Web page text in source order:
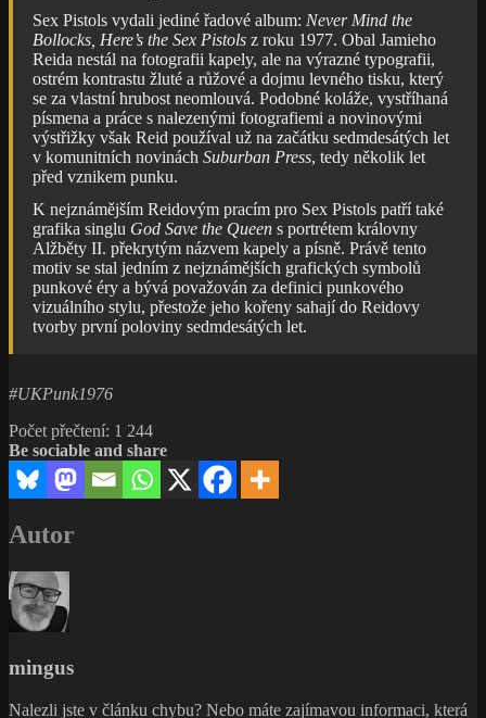
Sex Pistols vydali jediné řadové album: Never Mind the
Bollocks, Here’s the Sex Pistols z roku 1977. Obal Jamieho
Reida nestál na fotografii kapely, ale na výrazné typografii,
ostrém kontrastu žluté a růžové a dojmu levného tisku, který
se za vlastní hrubost neomlouvá. Podobné koláže, vystříhaná
písmena a práce s nalezenými fotografiemi a novinovými
výstřižky však Reid používal už na začátku sedmdesátých let
v komunitních novinách Suburban Press, tedy několik let
před vznikem punku.
K nejznámějším Reidovým pracím pro Sex Pistols patří také
grafika singlu God Save the Queen s portrétem královny
Alžběty II. překrytým názvem kapely a písně. Právě tento
motiv se stal jedním z nejznámějších grafických symbolů
punkové éry a bývá považován za definici punkového
vizuálního stylu, přestože jeho kořeny sahají do Reidovy
tvorby první poloviny sedmdesátých let.
#UKPunk1976
Počet přečtení: 1 244
Be sociable and share
Autor
mingus
Nalezli jste v článku chybu? Nebo máte zajímavou informaci, která